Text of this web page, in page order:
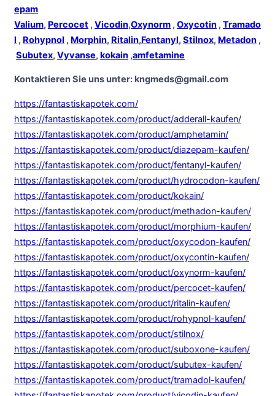
epam
Valium, Percocet , Vicodin,Oxynorm , Oxycotin , Tramado
l , Rohypnol , Morphin, Ritalin,Fentanyl, Stilnox, Metadon ,
Subutex, Vyvanse, kokain ,amfetamine
Kontaktieren Sie uns unter:kngmeds@gmail.com
https://fantastiskapotek.com/
https://fantastiskapotek.com/product/adderall-kaufen/
https://fantastiskapotek.com/product/amphetamin/
https://fantastiskapotek.com/product/diazepam-kaufen/
https://fantastiskapotek.com/product/fentanyl-kaufen/
https://fantastiskapotek.com/product/hydrocodon-kaufen/
https://fantastiskapotek.com/product/kokain/
https://fantastiskapotek.com/product/methadon-kaufen/
https://fantastiskapotek.com/product/morphium-kaufen/
https://fantastiskapotek.com/product/oxycodon-kaufen/
https://fantastiskapotek.com/product/oxycontin-kaufen/
https://fantastiskapotek.com/product/oxynorm-kaufen/
https://fantastiskapotek.com/product/percocet-kaufen/
https://fantastiskapotek.com/product/ritalin-kaufen/
https://fantastiskapotek.com/product/rohypnol-kaufen/
https://fantastiskapotek.com/product/stilnox/
https://fantastiskapotek.com/product/suboxone-kaufen/
https://fantastiskapotek.com/product/subutex-kaufen/
https://fantastiskapotek.com/product/tramadol-kaufen/